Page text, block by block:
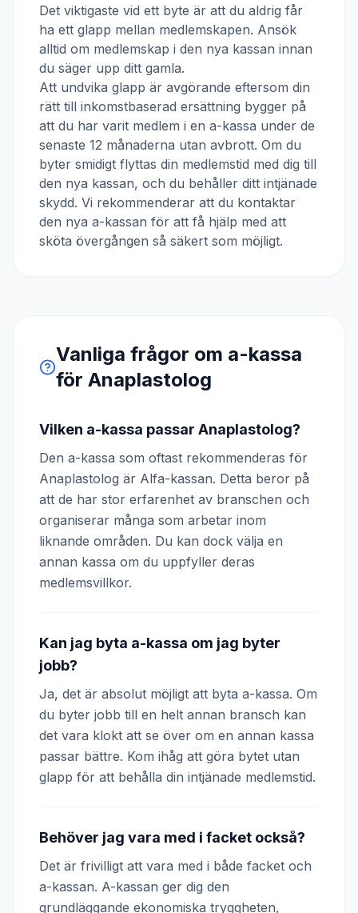
Det viktigaste vid ett byte är att du aldrig får
ha ett glapp mellan medlemskapen. Ansök
alltid om medlemskap i den nya kassan innan
du säger upp ditt gamla.
Att undvika glapp är avgörande eftersom din
rätt till inkomstbaserad ersättning bygger på
att du har varit medlem i en a-kassa under de
senaste 12 månaderna utan avbrott. Om du
byter smidigt flyttas din medlemstid med dig till
den nya kassan, och du behåller ditt intjänade
skydd. Vi rekommenderar att du kontaktar
den nya a-kassan för att få hjälp med att
sköta övergången så säkert som möjligt.
Vanliga frågor om a-kassa
för Anaplastolog
Vilken a-kassa passar Anaplastolog?
Den a-kassa som oftast rekommenderas för
Anaplastolog är Alfa-kassan. Detta beror på
att de har stor erfarenhet av branschen och
organiserar många som arbetar inom
liknande områden. Du kan dock välja en
annan kassa om du uppfyller deras
medlemsvillkor.
Kan jag byta a-kassa om jag byter
jobb?
Ja, det är absolut möjligt att byta a-kassa. Om
du byter jobb till en helt annan bransch kan
det vara klokt att se över om en annan kassa
passar bättre. Kom ihåg att göra bytet utan
glapp för att behålla din intjänade medlemstid.
Behöver jag vara med i facket också?
Det är frivilligt att vara med i både facket och
a-kassan. A-kassan ger dig den
grundläggande ekonomiska tryggheten,